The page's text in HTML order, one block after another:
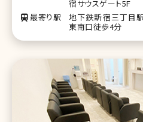
宿サウスゲート5F
最寄り駅
地下鉄新宿三丁目
東南口徒歩4分